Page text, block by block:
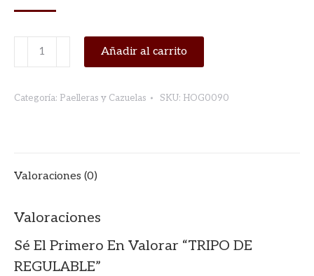
TRIPO
DE
cantidad
Añadir al carrito
Categoría: Paelleras y Cazuelas SKU: HOG0090
Valoraciones (0)
Valoraciones
Sé El Primero En Valorar “TRIPO DE
REGULABLE”